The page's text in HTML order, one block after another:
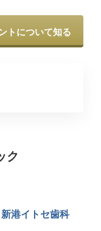
トについて知る
ク
新港イトセ歯科